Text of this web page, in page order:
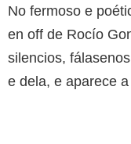
No fermoso e
en off de Rocío
silencios,
e dela, e aparece